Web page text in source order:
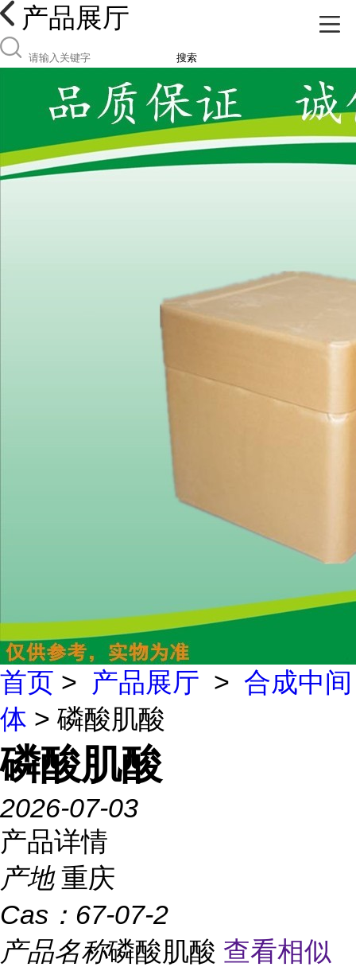
产品展厅
搜索
首页 > 产品展厅 > 合成中间
体 > 磷酸肌酸
磷酸肌酸
2026-07-03
产品详情
产地 重庆
Cas： 67-07-2
产品名称磷酸肌酸 查看相似